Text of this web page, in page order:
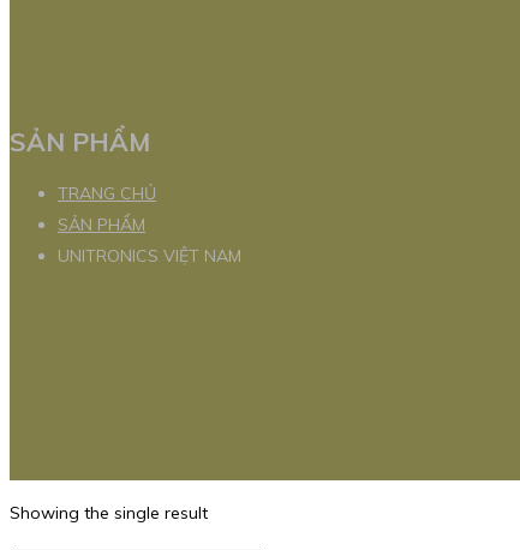
SẢN PHẨM
TRANG CHỦ
SẢN PHẨM
UNITRONICS VIỆT NAM
Showing the single result